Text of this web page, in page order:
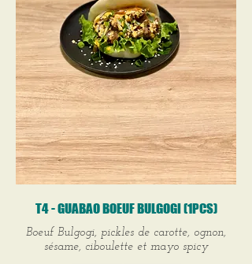
T4 - GUABAO BOEUF BULGOGI (1PCS)
Boeuf Bulgogi, pickles de carotte, ognon,
sésame, ciboulette et mayo spicy